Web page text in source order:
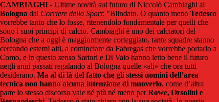
CAMBIAGHI - Ultime novità sul futuro di Niccolò Cambiaghi al
Bologna dal Corriere dello Sport: "Blindato. O quanto meno Tedesco
vorrebbe tanto che lo fosse, ritenendolo fondamentale per quelli che
sono i suoi principi di calcio. Cambiaghi è uno dei calciatori del
Bologna che a oggi è maggiormente corteggiato, tante squadre stanno
cercando esterni alti, a cominciare da Fabregas che vorrebbe portarlo a
Como, e in questo senso Sartori e Di Vaio hanno letto bene il futuro
negli anni passati regalando al Bologna quelle «ali» che ora tutti
desiderano. Ma al di là del fatto che gli stessi uomini dell’area
tecnica non hanno alcuna intenzione di muoverlo, come d’altra
parte lo stesso discorso vale né più né meno perRowe, Orsolini e